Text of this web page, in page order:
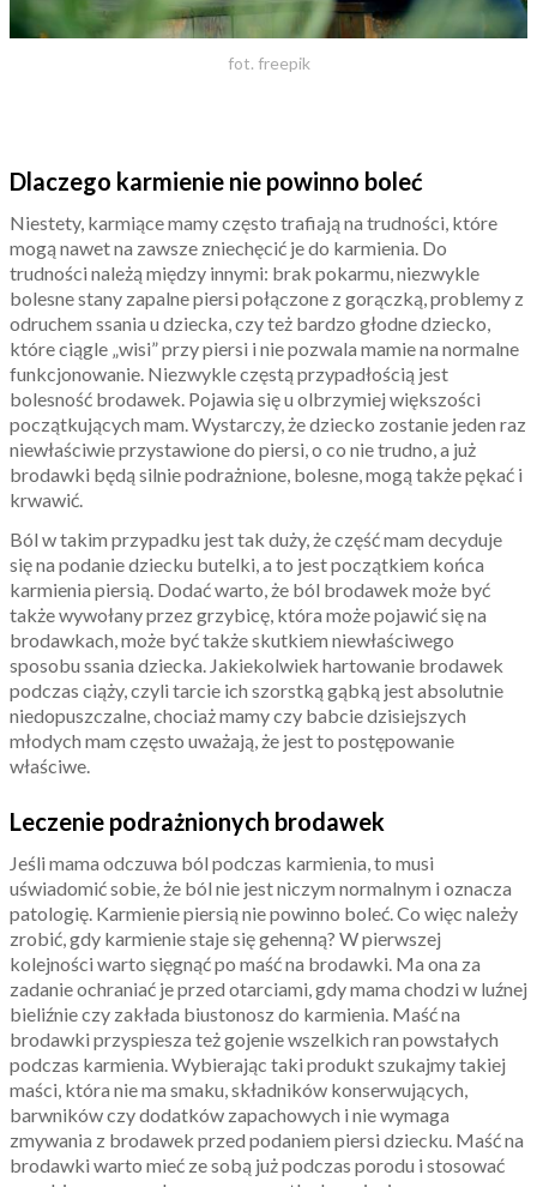
fot. freepik
Dlaczego karmienie nie powinno boleć
Niestety, karmiące mamy często trafiają na trudności, które
mogą nawet na zawsze zniechęcić je do karmienia. Do
trudności należą między innymi: brak pokarmu, niezwykle
bolesne stany zapalne piersi połączone z gorączką, problemy z
odruchem ssania u dziecka, czy też bardzo głodne dziecko,
które ciągle „wisi” przy piersi i nie pozwala mamie na normalne
funkcjonowanie. Niezwykle częstą przypadłością jest
bolesność brodawek. Pojawia się u olbrzymiej większości
początkujących mam. Wystarczy, że dziecko zostanie jeden raz
niewłaściwie przystawione do piersi, o co nie trudno, a już
brodawki będą silnie podrażnione, bolesne, mogą także pękać i
krwawić.
Ból w takim przypadku jest tak duży, że część mam decyduje
się na podanie dziecku butelki, a to jest początkiem końca
karmienia piersią. Dodać warto, że ból brodawek może być
także wywołany przez grzybicę, która może pojawić się na
brodawkach, może być także skutkiem niewłaściwego
sposobu ssania dziecka. Jakiekolwiek hartowanie brodawek
podczas ciąży, czyli tarcie ich szorstką gąbką jest absolutnie
niedopuszczalne, chociaż mamy czy babcie dzisiejszych
młodych mam często uważają, że jest to postępowanie
właściwe.
Leczenie podrażnionych brodawek
Jeśli mama odczuwa ból podczas karmienia, to musi
uświadomić sobie, że ból nie jest niczym normalnym i oznacza
patologię. Karmienie piersią nie powinno boleć. Co więc należy
zrobić, gdy karmienie staje się gehenną? W pierwszej
kolejności warto sięgnąć po maść na brodawki. Ma ona za
zadanie ochraniać je przed otarciami, gdy mama chodzi w luźnej
bieliźnie czy zakłada biustonosz do karmienia. Maść na
brodawki przyspiesza też gojenie wszelkich ran powstałych
podczas karmienia. Wybierając taki produkt szukajmy takiej
maści, która nie ma smaku, składników konserwujących,
barwników czy dodatków zapachowych i nie wymaga
zmywania z brodawek przed podaniem piersi dziecku. Maść na
brodawki warto mieć ze sobą już podczas porodu i stosować